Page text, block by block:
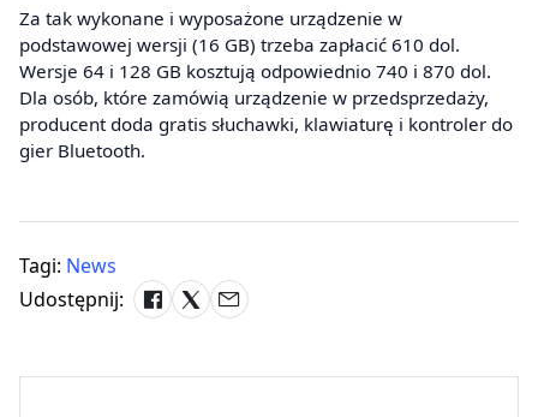
Za tak wykonane i wyposażone urządzenie w
podstawowej wersji (16 GB) trzeba zapłacić 610 dol.
Wersje 64 i 128 GB kosztują odpowiednio 740 i 870 dol.
Dla osób, które zamówią urządzenie w przedsprzedaży,
producent doda gratis słuchawki, klawiaturę i kontroler do
gier Bluetooth.
Tagi: News
Udostępnij: